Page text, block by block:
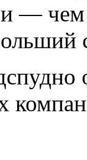
—